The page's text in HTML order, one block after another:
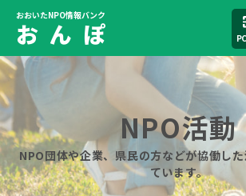
おおいたNPO情報バンク
お ん ぽ
NPO活動
NPO団体や企業、県民の方などが協働し
ています。